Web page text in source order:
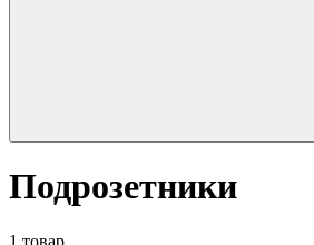
Подрозетники
1 товар